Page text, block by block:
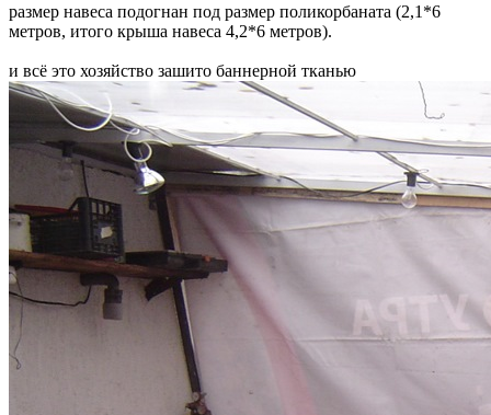
размер навеса подогнан под размер поликорбаната (2,1*6
метров, итого крыша навеса 4,2*6 метров).
и всё это хозяйство зашито баннерной тканью